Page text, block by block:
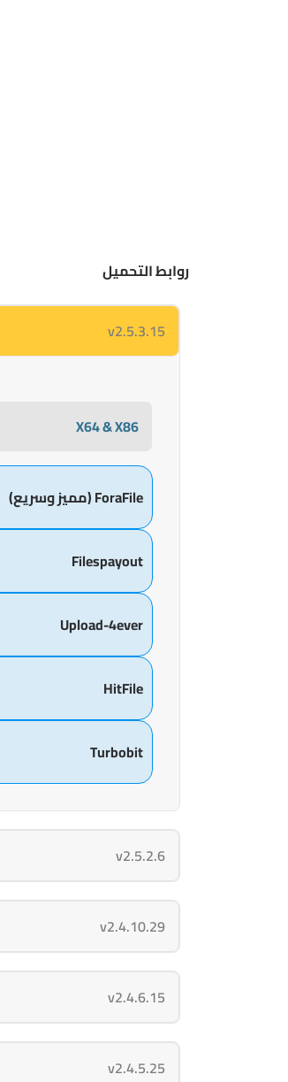
روابط التحميل
v2.5.3.15
X64 & X86
ForaFile (مميز وسريع)
Filespayout
Upload-4ever
HitFile
Turbobit
v2.5.2.6
v2.4.10.29
v2.4.6.15
v2.4.5.25